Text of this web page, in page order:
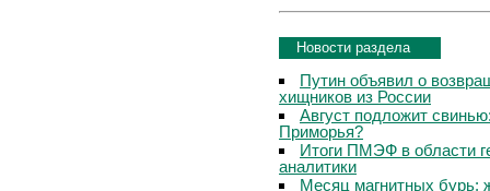
Новости раздела
Путин объявил о
хищников из России
Август подложит
Приморья?
Итоги ПМЭФ в области
аналитики
Месяц магнитных бурь: